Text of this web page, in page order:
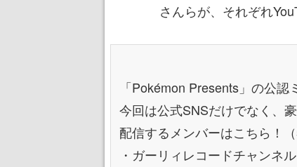
さんらが、それぞれ
「Pokémon Presents」の公認
今回は公式SNSだけでなく、
配信するメンバーはこちら！（
・ガーリィレコードチャンネル